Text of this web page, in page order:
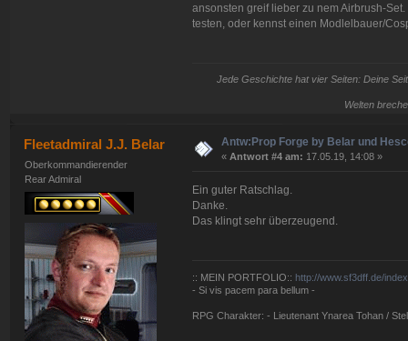
ansonsten greif lieber zu nem Airbrush-
testen, oder kennst einen Modlelbauer/
Jede Geschichte hat vier Seiten: Deine
Welten
Fleetadmiral J.J. Belar
Oberkommandierender
Rear Admiral
Antw:Prop Forge by Belar und
« Antwort #4 am: 17.05.19, 14:08 »
Ein guter Ratschlag.
Danke.
Das klingt sehr überzeugend.
:: MEIN PORTFOLIO:: http://www.sf3dff.de/
- Si vis pacem para bellum -
RPG Charakter: - Lieutenant Ynarea Tohan /